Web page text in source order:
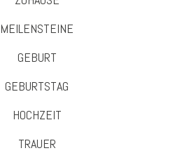
MEILENSTEINE
GEBURT
GEBURTSTAG
HOCHZEIT
TRAUER